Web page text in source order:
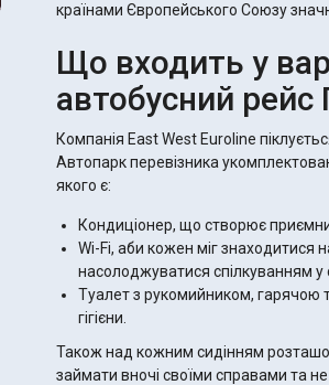
країнами Європейського Союзу
Що входить у
автобусний рейс
Компанія East West Euroline
Автопарк перевізника
якого є:
Кондиціонер, що створює
Wi-Fi, аби кожен міг знаходитися
насолоджуватися спілкуванням
Туалет з рукомийником, гарячою
гігієни.
Також над кожним сидінням
займати вночі своїми справами та